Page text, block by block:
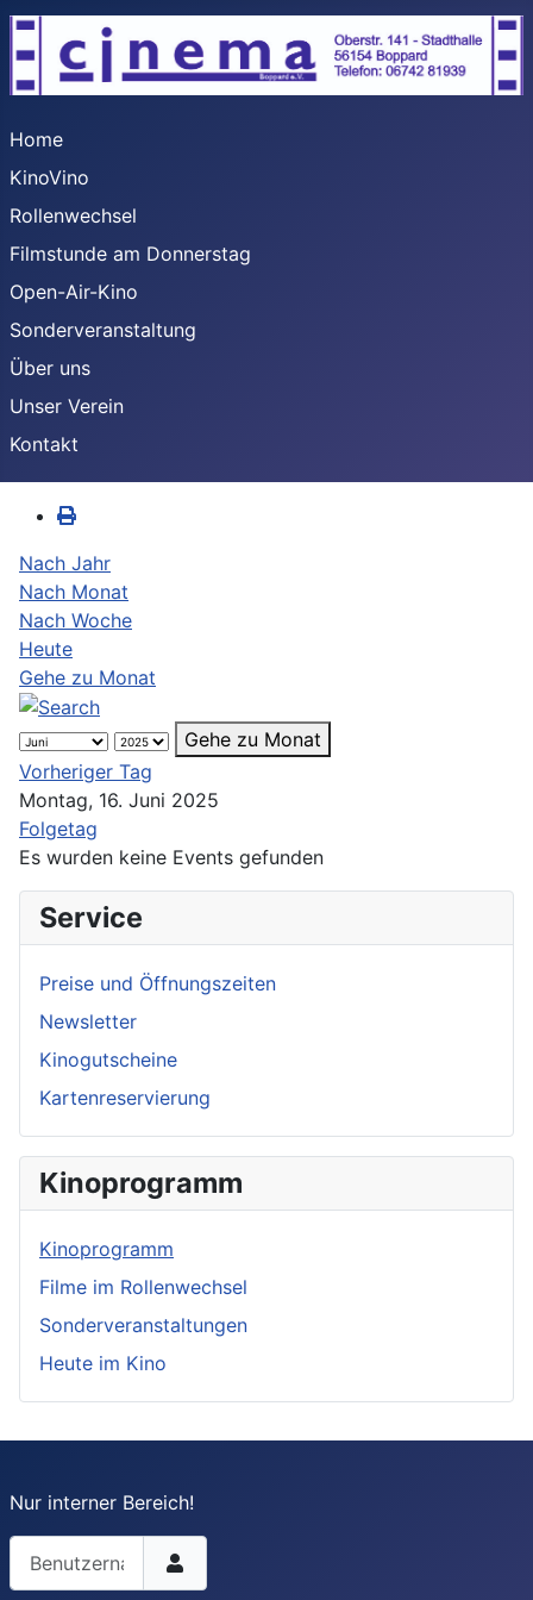
Home
KinoVino
Rollenwechsel
Filmstunde am Donnerstag
Open-Air-Kino
Sonderveranstaltung
Über uns
Unser Verein
Kontakt
Nach Jahr
Nach Monat
Nach Woche
Heute
Gehe zu Monat
Gehe zu Monat
Vorheriger Tag
Montag, 16. Juni 2025
Folgetag
Es wurden keine Events gefunden
Service
Preise und Öffnungszeiten
Newsletter
Kinogutscheine
Kartenreservierung
Kinoprogramm
Kinoprogramm
Filme im Rollenwechsel
Sonderveranstaltungen
Heute im Kino
Nur interner Bereich!